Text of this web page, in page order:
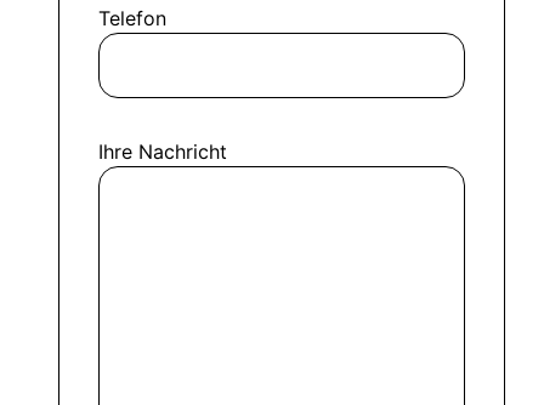
Telefon
Ihre Nachricht